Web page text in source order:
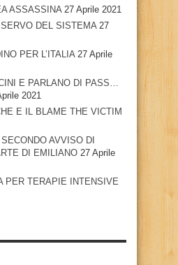
ASSASSINA 27 Aprile 2021
DEL SISTEMA 27
PER L’ITALIA 27 Aprile
E PARLANO DI PASS…
2021
E IL BLAME THE VICTIM
AVVISO DI
DI EMILIANO 27 Aprile
PER TERAPIE INTENSIVE